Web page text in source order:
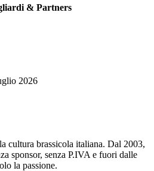
& Partners
2026
cultura brassicola italiana. Dal 2003,
sponsor, senza P.IVA e fuori dalle
la passione.